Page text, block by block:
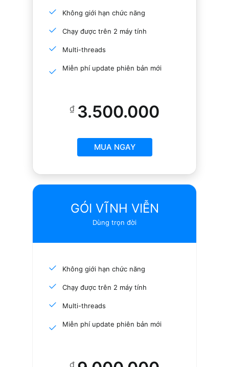
Không giới hạn chức năng
Chạy được trên 2 máy tính
Multi-threads
Miễn phí update phiên bản mới
₫ 3.500.000
MUA NGAY
GÓI VĨNH VIỄN
Dùng trọn đời
Không giới hạn chức năng
Chạy được trên 2 máy tính
Multi-threads
Miễn phí update phiên bản mới
₫